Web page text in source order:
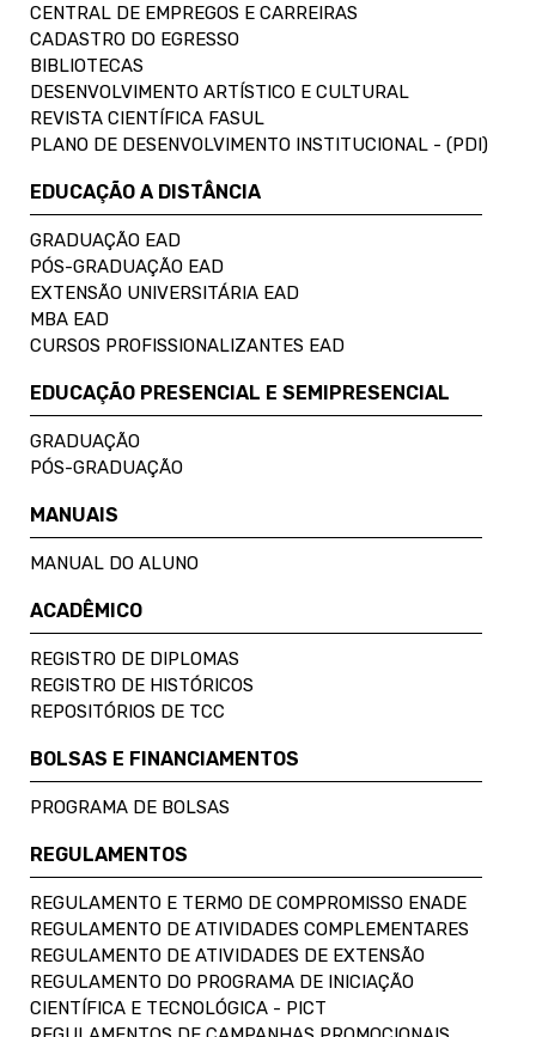
CENTRAL DE EMPREGOS E CARREIRAS
CADASTRO DO EGRESSO
BIBLIOTECAS
DESENVOLVIMENTO ARTÍSTICO E CULTURAL
REVISTA CIENTÍFICA FASUL
PLANO DE DESENVOLVIMENTO INSTITUCIONAL - (PDI)
EDUCAÇÃO A DISTÂNCIA
GRADUAÇÃO EAD
PÓS-GRADUAÇÃO EAD
EXTENSÃO UNIVERSITÁRIA EAD
MBA EAD
CURSOS PROFISSIONALIZANTES EAD
EDUCAÇÃO PRESENCIAL E SEMIPRESENCIAL
GRADUAÇÃO
PÓS-GRADUAÇÃO
MANUAIS
MANUAL DO ALUNO
ACADÊMICO
REGISTRO DE DIPLOMAS
REGISTRO DE HISTÓRICOS
REPOSITÓRIOS DE TCC
BOLSAS E FINANCIAMENTOS
PROGRAMA DE BOLSAS
REGULAMENTOS
REGULAMENTO E TERMO DE COMPROMISSO ENADE
REGULAMENTO DE ATIVIDADES COMPLEMENTARES
REGULAMENTO DE ATIVIDADES DE EXTENSÃO
REGULAMENTO DO PROGRAMA DE INICIAÇÃO
CIENTÍFICA E TECNOLÓGICA - PICT